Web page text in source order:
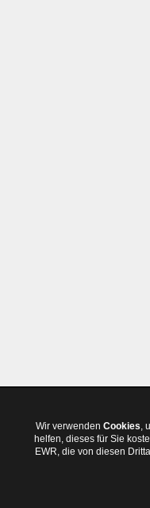
Wir verwenden Cookies,
helfen, dieses für Sie
EWR, die von diesen